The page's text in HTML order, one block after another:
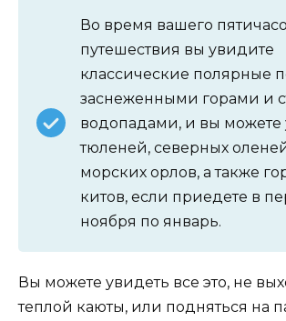
Во время вашего
путешествия вы увидите
классические полярные
заснеженными горами и
водопадами, и вы можете
тюленей, северных
морских орлов, а также
китов, если приедете в
ноября по январь.
Вы можете увидеть все это, не
теплой каюты, или подняться на